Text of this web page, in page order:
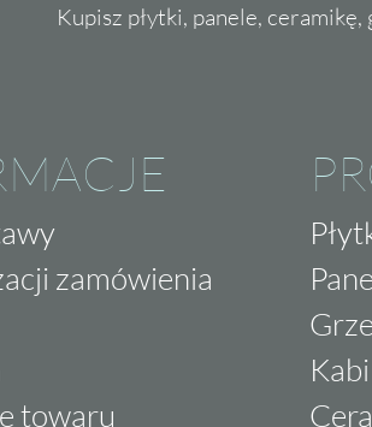
Kupisz płytki, panele,
zamówienia
towaru